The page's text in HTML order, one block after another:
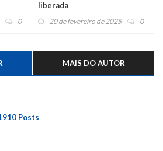
0
liberada
20 de fevereiro de 2025 0
MAIS DO AUTOR
Posts